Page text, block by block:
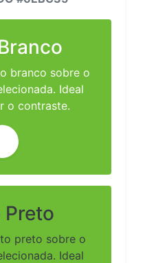
branco sobre o
Ideal
o contraste.
Preto
preto sobre o
Ideal